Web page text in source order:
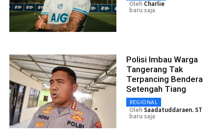
Oleh Charlie
baru saja
Polisi Imbau Warga
Tangerang Tak
Terpancing Bendera
Setengah Tiang
REGIONAL
OlehSaadatuddaraen. ST
baru saja